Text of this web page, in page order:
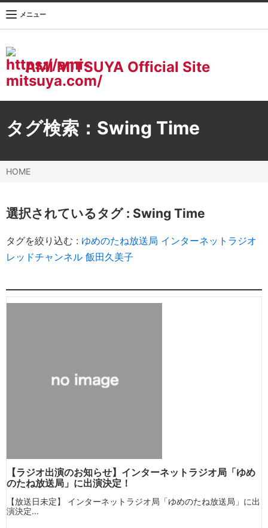
AMI MITSUYA Official Site
メニュー
タグ検索： Swing Time
HOME
選択されているタグ : Swing Time
タグを絞り込む : ゆめのたね放送局 インターネットラジオ
レッドチャンネル 飯田久美子
【ラジオ出演のお知らせ】インターネットラジオ局「ゆめ
のたね放送局」に出演決定！
【放送日未定】 インターネットラジオ局「ゆめのたね放送局」に出
演決定...